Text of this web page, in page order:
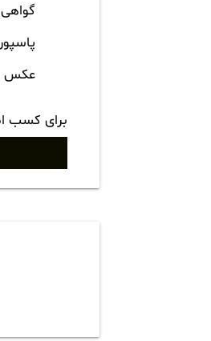
عکس
برای کسب